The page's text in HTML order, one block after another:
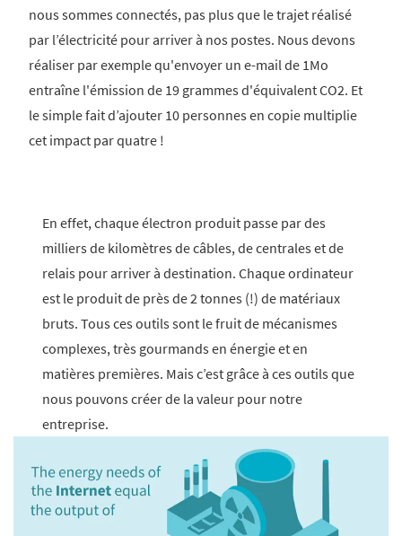
nous sommes connectés, pas plus que le trajet réalisé
par l’électricité pour arriver à nos postes. Nous devons
réaliser par exemple qu'envoyer un e-mail de 1Mo
entraîne l'émission de 19 grammes d'équivalent CO2. Et
le simple fait d’ajouter 10 personnes en copie multiplie
cet impact par quatre !
En effet, chaque électron produit passe par des
milliers de kilomètres de câbles, de centrales et de
relais pour arriver à destination. Chaque ordinateur
est le produit de près de 2 tonnes (!) de matériaux
bruts. Tous ces outils sont le fruit de mécanismes
complexes, très gourmands en énergie et en
matières premières. Mais c’est grâce à ces outils que
nous pouvons créer de la valeur pour notre
entreprise.